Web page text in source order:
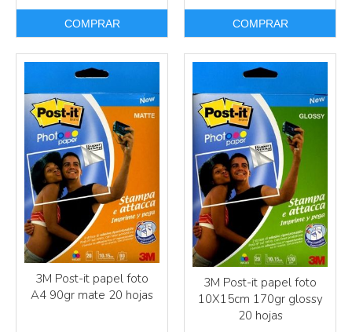
COMPRAR COMPRAR
3M Post-it papel foto
A4 90gr mate 20 hojas
3M Post-it papel foto
10X15cm 170gr glossy
20 hojas